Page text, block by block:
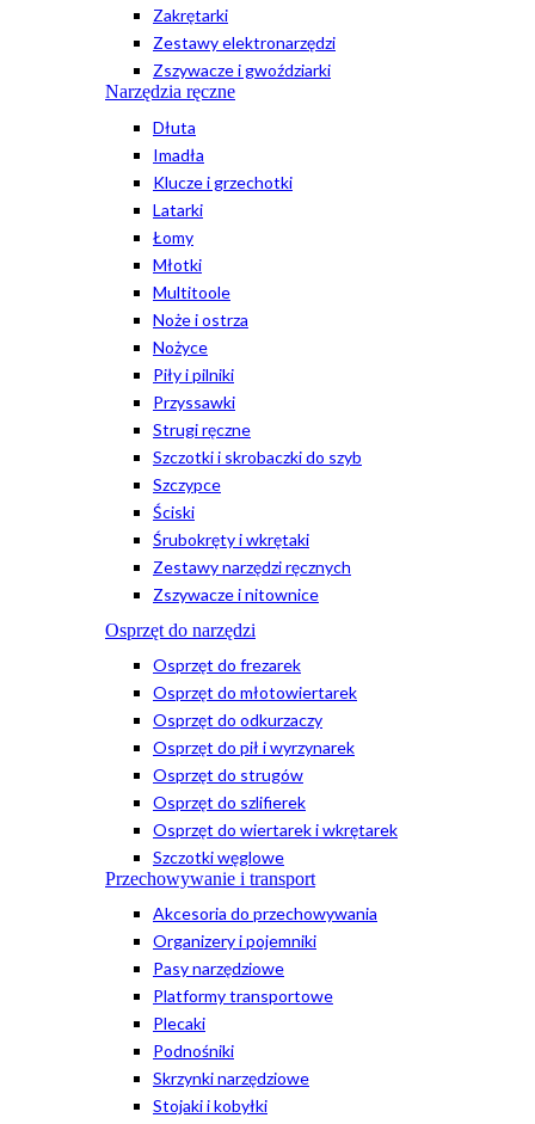
Zakrętarki
Zestawy elektronarzędzi
Zszywacze i gwoździarki
Narzędzia ręczne
Dłuta
Imadła
Klucze i grzechotki
Latarki
Łomy
Młotki
Multitoole
Noże i ostrza
Nożyce
Piły i pilniki
Przyssawki
Strugi ręczne
Szczotki i skrobaczki do szyb
Szczypce
Ściski
Śrubokręty i wkrętaki
Zestawy narzędzi ręcznych
Zszywacze i nitownice
Osprzęt do narzędzi
Osprzęt do frezarek
Osprzęt do młotowiertarek
Osprzęt do odkurzaczy
Osprzęt do pił i wyrzynarek
Osprzęt do strugów
Osprzęt do szlifierek
Osprzęt do wiertarek i wkrętarek
Szczotki węglowe
Przechowywanie i transport
Akcesoria do przechowywania
Organizery i pojemniki
Pasy narzędziowe
Platformy transportowe
Plecaki
Podnośniki
Skrzynki narzędziowe
Stojaki i kobyłki